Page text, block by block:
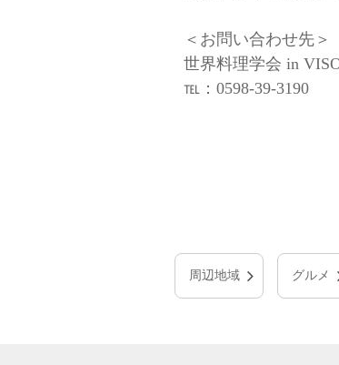
＜お問い合わせ先＞
世界料理学会 in
℡：0598-39-3190
周辺地域 グルメ